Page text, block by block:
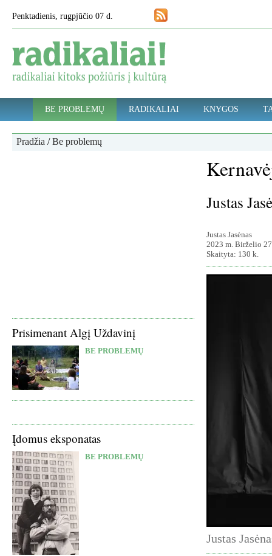
Penktadienis, rugpjūčio 07 d.
BE PROBLEMŲ RADIKALIAI KNYGOS
Pradžia /Be problemų
Prisimenant Algį Uždavinį
BE PROBLEMŲ
Įdomus eksponatas
BE PROBLEMŲ
Justas
Justas Jasėnas
2023 m. Birželio
Skaityta: 130 k.
Justas